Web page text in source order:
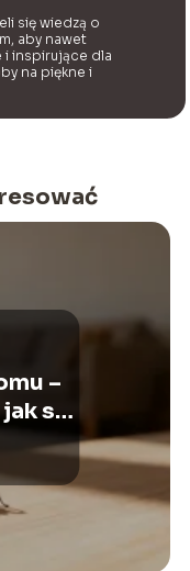
się wiedzą o
aby nawet
i inspirujące dla
na piękne i
–
się